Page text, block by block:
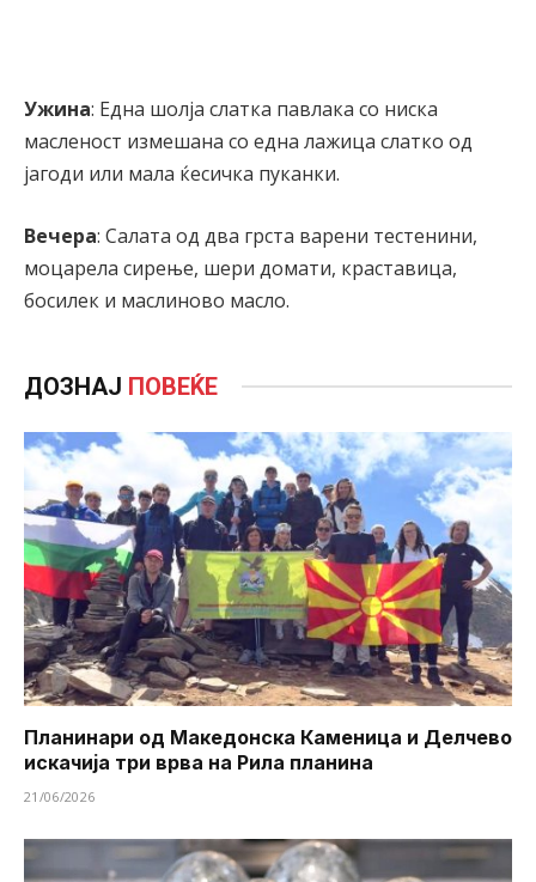
Ужина: Една шолја слатка павлака со ниска
масленост измешана со една лажица слатко од
јагоди или мала ќесичка пуканки.
Вечера: Салата од два грста варени тестенини,
моцарела сирење, шери домати, краставица,
босилек и маслиново масло.
ДОЗНАЈ ПОВЕЌЕ
Планинари од Македонска Каменица и Делчево
искачија три врва на Рила планина
21/06/2026